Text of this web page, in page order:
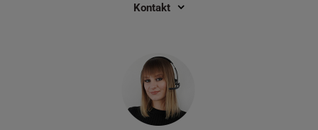
Kontakt